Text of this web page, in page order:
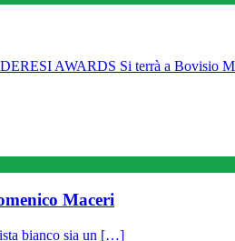
AWARDS Si terrà a Bovisio
Maceri
bianco sia un […]